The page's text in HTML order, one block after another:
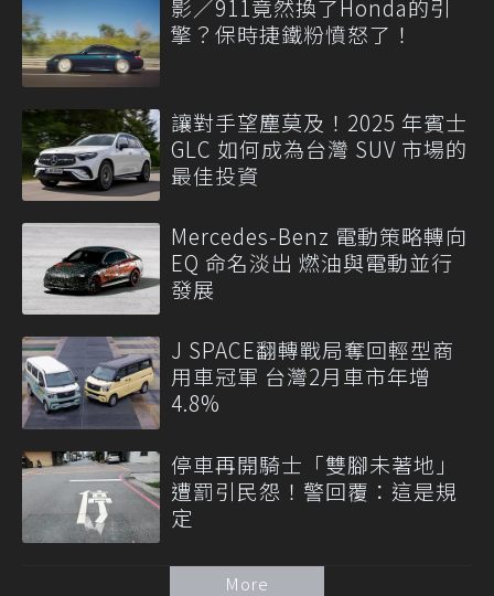
影／911竟然換了Honda的引
擎？保時捷鐵粉憤怒了！
讓對手望塵莫及！2025 年賓士
GLC 如何成為台灣 SUV 市場的
最佳投資
Mercedes-Benz 電動策略轉向
EQ 命名淡出 燃油與電動並行
發展
J SPACE翻轉戰局奪回輕型商
用車冠軍 台灣2月車市年增
4.8%
停車再開騎士「雙腳未著地」
遭罰引民怨！警回覆：這是規
定
More